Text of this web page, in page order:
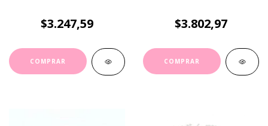
$3.247,59 $3.802,97